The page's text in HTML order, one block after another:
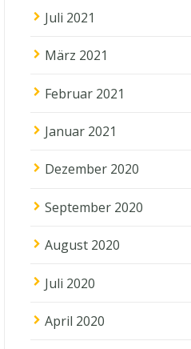
Juli 2021
März 2021
Februar 2021
Januar 2021
Dezember 2020
September 2020
August 2020
Juli 2020
April 2020